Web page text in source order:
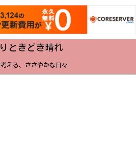
ときどき晴れ
える、ささやかな日々